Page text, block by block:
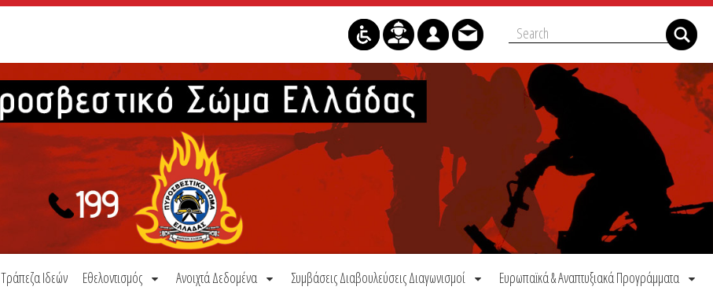
Τράπεζα Ιδεών Εθελοντισμός Ανοιχτά Δεδομένα Συμβάσεις Διαβουλεύσεις Διαγωνισμοί Ευρωπαϊκά & Αναπτυξιακά Προγράμματα